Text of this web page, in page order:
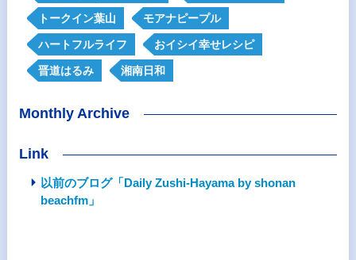
トークイン葉山 モアナピープル
ハートフルライフ おイシイ幸せレシピ
晋道はるみ 湘南日和
Monthly Archive
Link
以前のブログ「Daily Zushi-Hayama by shonan
beachfm」